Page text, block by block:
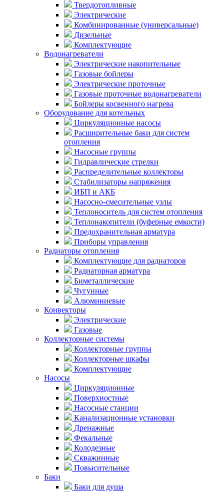
Твердотопливные
Электрические
Комбинированные (универсальные)
Дизельные
Комплектующие
Водонагреватели
Электрические накопительные
Газовые бойлеры
Электрические проточные
Газовые проточные водонагреватели
Бойлеры косвенного нагрева
Оборудование для котельных
Циркуляционные насосы
Расширительные баки для систем
отопления
Насосные группы
Гидравлические стрелки
Распределительные коллекторы
Стабилизаторы напряжения
ИБП и АКБ
Насосно-смесительные узлы
Теплоноситель для систем отопления
Теплонакопители (буферные емкости)
Предохранительная арматура
Приборы управления
Радиаторы отопления
Комплектующие для радиаторов
Радиаторная арматура
Биметаллические
Чугунные
Алюминиевые
Конвекторы
Электрические
Газовые
Коллекторные системы
Коллекторные группы
Коллекторные шкафы
Комплектующие
Насосы
Циркуляционные
Поверхностные
Насосные станции
Канализационные установки
Дренажные
Фекальные
Колодезные
Скважинные
Повысительные
Баки
Баки для душа